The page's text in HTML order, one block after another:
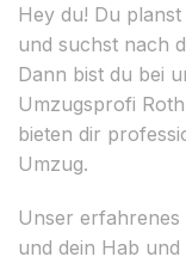
Hey du! Du
und suchst nach
Dann bist du bei
Umzugsprofi
bieten dir
Umzug.
Unser erfahrenes
und dein Hab